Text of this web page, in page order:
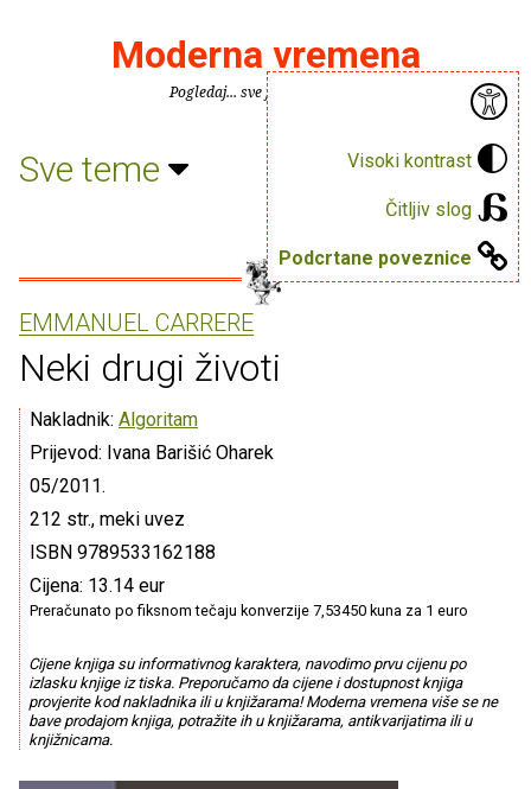
Visoki kontrast
Čitljiv slog
Podcrtane poveznice
Moderna vremena
Pogledaj... sve je puno knjiga.
Sve teme
EMMANUEL CARRERE
Neki drugi životi
Nakladnik: Algoritam
Prijevod: Ivana Barišić Oharek
05/2011.
212 str., meki uvez
ISBN 9789533162188
Cijena: 13.14 eur
Preračunato po fiksnom tečaju konverzije 7,53450 kuna za 1 euro
Cijene knjiga su informativnog karaktera, navodimo prvu cijenu po
izlasku knjige iz tiska. Preporučamo da cijene i dostupnost knjiga
provjerite kod nakladnika ili u knjižarama! Moderna vremena više se ne
bave prodajom knjiga, potražite ih u knjižarama, antikvarijatima ili u
knjižnicama.